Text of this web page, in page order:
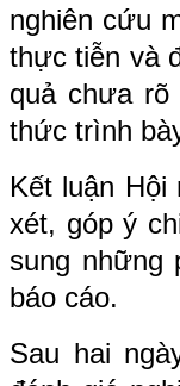
nghiên cứu
thực tiễn và
quả chưa rõ
thức trình
Kết luận Hội
xét, góp ý
sung những
báo cáo.
Sau hai